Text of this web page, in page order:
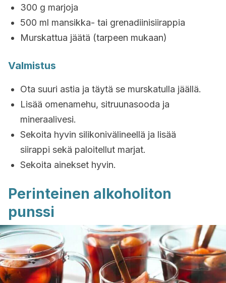
300 g marjoja
500 ml mansikka- tai grenadiinisiirappia
Murskattua jäätä (tarpeen mukaan)
Valmistus
Ota suuri astia ja täytä se murskatulla jäällä.
Lisää omenamehu, sitruunasooda ja
mineraalivesi.
Sekoita hyvin silikonivälineellä ja lisää
siirappi sekä paloitellut marjat.
Sekoita ainekset hyvin.
Perinteinen alkoholiton
punssi